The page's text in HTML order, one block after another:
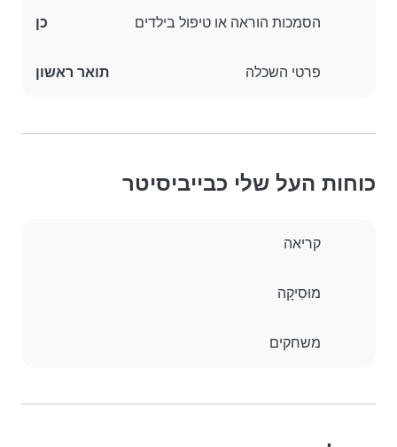
הסמכות הוראה או טיפול בילדים כן
פרטי השכלה תואר ראשון
כוחות העל שלי כבייביסיטר
קריאה
מוּסִיקָה
משחקים